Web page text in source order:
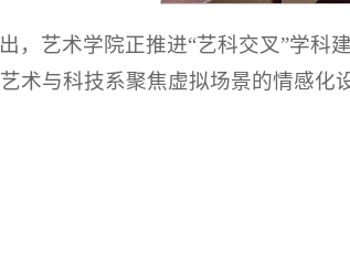
，艺术学院正推进“艺科交叉”学
术与科技系聚焦虚拟场景的情感